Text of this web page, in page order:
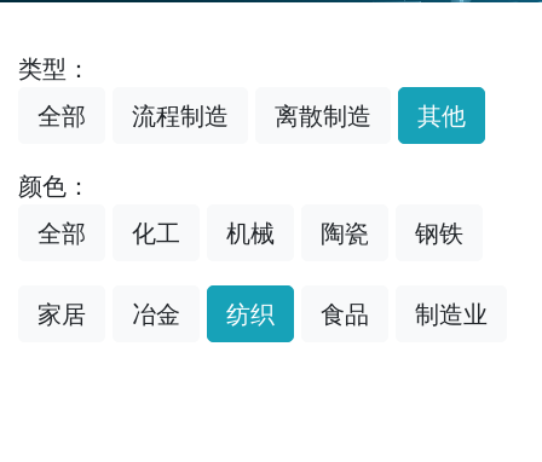
类型：
全部
流程制造 离散制造 其他
颜色：
全部
化工 机械 陶瓷 钢铁
家居 冶金 纺织 食品 制造业